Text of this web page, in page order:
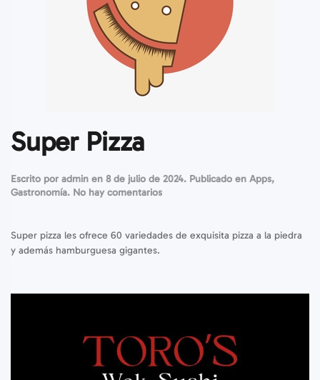
Super Pizza
Escrito por admin en 8 de julio de 2024. Publicado en Apps,
Gastronomía. No hay comentariosen
Super pizza les ofrece 60 variedades de exquisita pizza a la piedra
y además hamburguesa gigantes.